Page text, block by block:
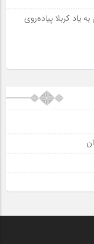
یاد کربلا پیاده‌روی